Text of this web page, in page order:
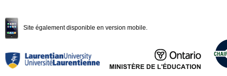
Site également disponible en version mobile.